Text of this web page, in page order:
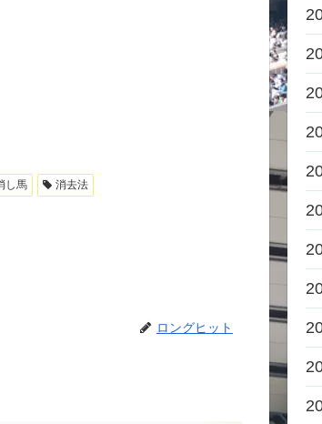
し馬 消去法
ロングヒット